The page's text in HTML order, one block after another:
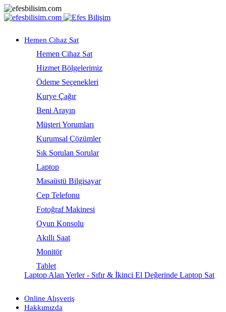
Hemen Cihaz Sat
Hemen Cihaz Sat
Hizmet Bölgelerimiz
Ödeme Seçenekleri
Kurye Çağır
Beni Arayın
Müşteri Yorumları
Kurumsal Çözümler
Sık Sorulan Sorular
Laptop
Masaüstü Bilgisayar
Cep Telefonu
Fotoğraf Makinesi
Oyun Konsolu
Akıllı Saat
Monitör
Tablet
Laptop Alan Yerler - Sıfır & İkinci El Değerinde Laptop Sat
Online Alışveriş
Hakkımızda